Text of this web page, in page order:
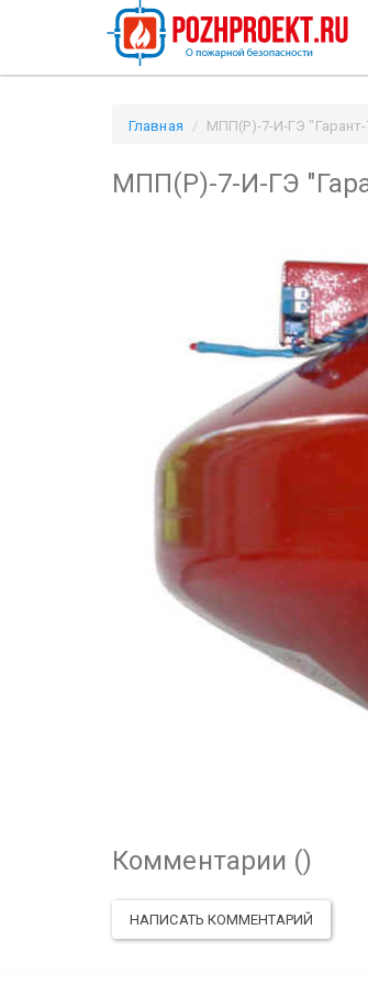
Главная МПП(Р)-7-И-ГЭ
МПП(Р)-7-И-ГЭ
Комментарии ()
НАПИСАТЬ КОММЕНТАРИЙ